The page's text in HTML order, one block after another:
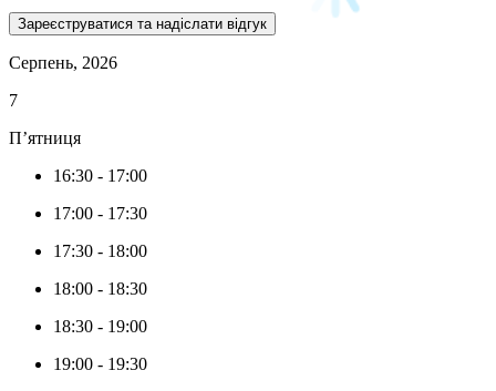
Серпень, 2026
7
П’ятниця
16:30 - 17:00
17:00 - 17:30
17:30 - 18:00
18:00 - 18:30
18:30 - 19:00
19:00 - 19:30